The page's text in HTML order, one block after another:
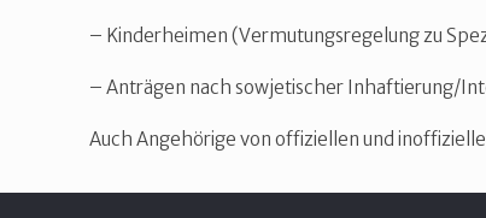
– Kinderheimen (Vermutungsregelung zu
– Anträgen nach sowjetischer Inhaftierung/
Auch Angehörige von offiziellen und